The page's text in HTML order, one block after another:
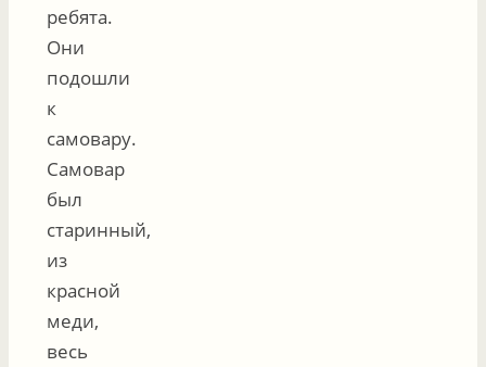
ребята.
Они
подошли
к
самовару.
Самовар
был
старинный,
из
красной
меди,
весь